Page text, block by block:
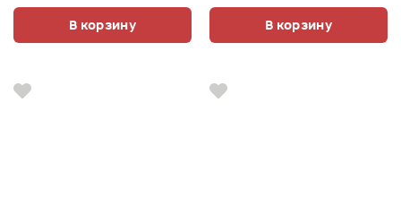
В корзину В корзину